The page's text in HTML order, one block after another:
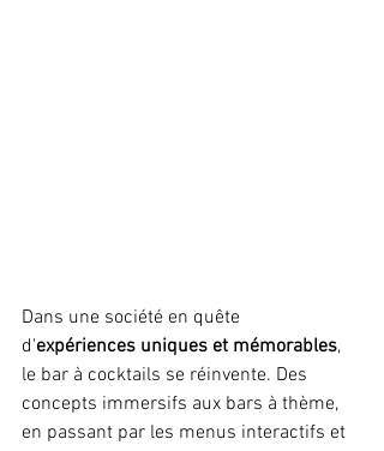
Dans une société en quête
d'expériences uniques et mémorables,
le bar à cocktails se réinvente. Des
concepts immersifs aux bars à thème,
en passant par les menus interactifs et